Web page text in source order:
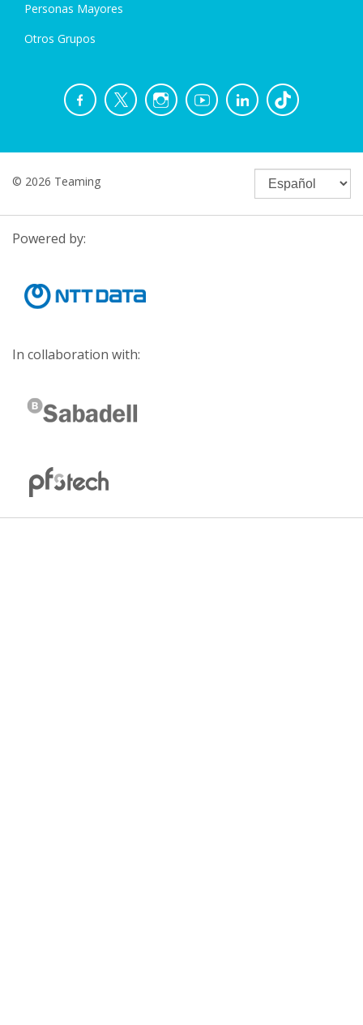
Personas Mayores
Otros Grupos
© 2026 Teaming
Powered by:
In collaboration with: